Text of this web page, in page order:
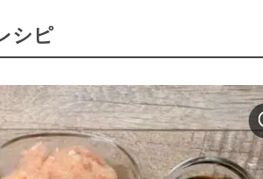
シピ